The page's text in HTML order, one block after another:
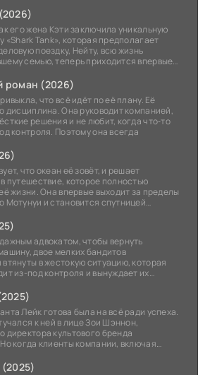
его жена Кэти заключила уникальную
«Shark Tank», которая предполагает
поездку, Нейту, всю жизнь
семью, теперь приходится впервые
роман (2026)
что всё идёт по её плану. Её
дисциплина. Она руководит компанией,
решения и не любит, когда что‑то
контроля. Поэтому она всегда
что океан её зовёт, и решает
путешествие, которое полностью
жизни. Она впервые выходит за пределы
Мотунуи и становится спутницей
адвокатом, чтобы вернуть
двое мелких бандитов
в жестокую ситуацию, которая
из-под контроля и вынуждает их
Лейк готова была на всё ради успеха.
к ней в лице Зои Шэннон,
директора культового бренда
когда клиенты компании, включая